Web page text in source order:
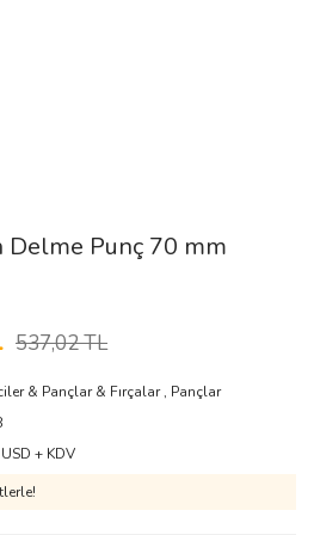
Delme Punç 70 mm
537,02 TL
& Pançlar & Fırçalar, Pançlar
+ KDV